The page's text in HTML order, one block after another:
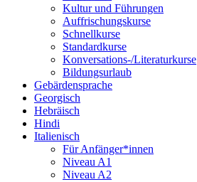
Kultur und Führungen
Auffrischungskurse
Schnellkurse
Standardkurse
Konversations-/Literaturkurse
Bildungsurlaub
Gebärdensprache
Georgisch
Hebräisch
Hindi
Italienisch
Für Anfänger*innen
Niveau A1
Niveau A2